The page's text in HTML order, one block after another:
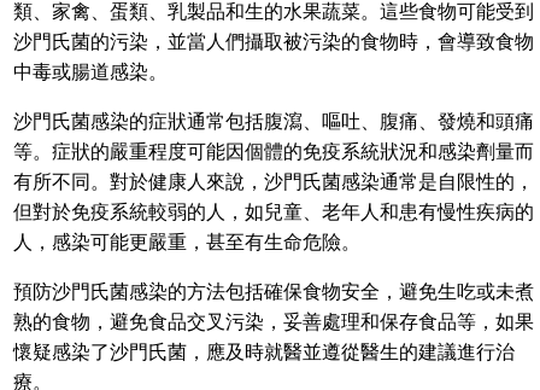
類、家禽、蛋類、乳製品和生的水果蔬菜。這些食物可能受到
沙門氏菌的污染，並當人們攝取被污染的食物時，會導致食物
中毒或腸道感染。
沙門氏菌感染的症狀通常包括腹瀉、嘔吐、腹痛、發燒和頭痛
等。症狀的嚴重程度可能因個體的免疫系統狀況和感染劑量而
有所不同。對於健康人來說，沙門氏菌感染通常是自限性的，
但對於免疫系統較弱的人，如兒童、老年人和患有慢性疾病的
人，感染可能更嚴重，甚至有生命危險。
預防沙門氏菌感染的方法包括確保食物安全，避免生吃或未煮
熟的食物，避免食品交叉污染，妥善處理和保存食品等，如果
懷疑感染了沙門氏菌，應及時就醫並遵從醫生的建議進行治
療。